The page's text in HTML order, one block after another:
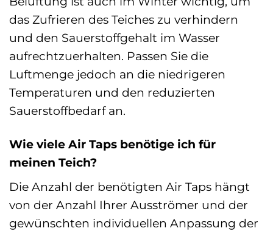
das Zufrieren des Teiches zu verhindern
und den Sauerstoffgehalt im Wasser
aufrechtzuerhalten. Passen Sie die
Luftmenge jedoch an die niedrigeren
Temperaturen und den reduzierten
Sauerstoffbedarf an.
Wie viele Air Taps benötige ich für
meinen Teich?
Die Anzahl der benötigten Air Taps hängt
von der Anzahl Ihrer Ausströmer und der
gewünschten individuellen Anpassung der